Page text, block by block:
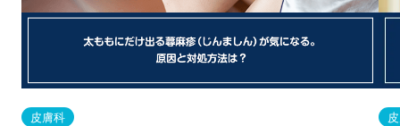
皮膚科